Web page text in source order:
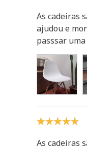
As cadeiras
ajudou e
passsar
As cadeiras